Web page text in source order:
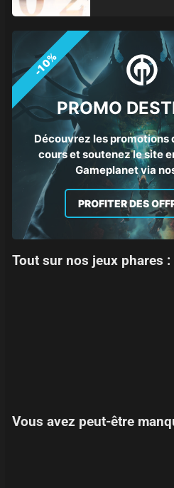
PROMO
Découvrez les promotions
cours et soutenez le site
Gameplanet via
PROFITER DES
-10%
Tout sur nos jeux phares :
Vous avez peut-être